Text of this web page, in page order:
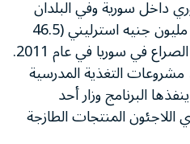
داخل سورية وفي البلدان
المجاورة إلى ما يقرب من 35 مليون جنيه استرليني (46.5
في سوريا في عام 2011.
مشروعات التغذية المدرسية
البرنامج وزار أحد
المنتجات الطازجة